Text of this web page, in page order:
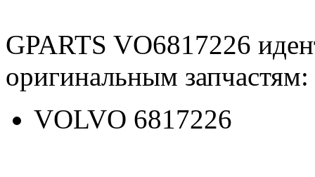
GPARTS VO6817226
оригинальным запчастям:
VOLVO 6817226